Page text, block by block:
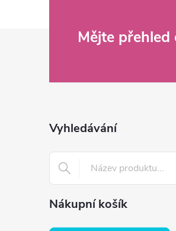
Mějte přehled
Vyhledávání
Nákupní košík